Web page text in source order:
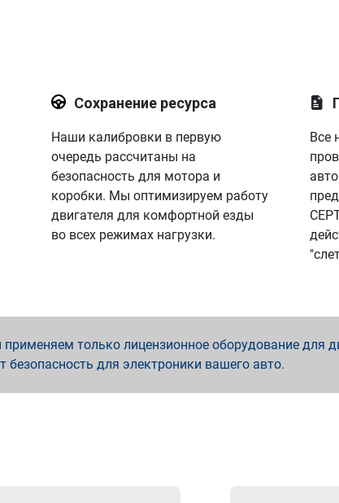
Сохранение ресурса
Наши калибровки в первую
очередь рассчитаны на
безопасность для мотора и
коробки. Мы оптимизируем работу
двигателя для комфортной езды
во всех режимах нагрузки.
Все
только лицензионное оборудование для
безопасность для электроники вашего авто.